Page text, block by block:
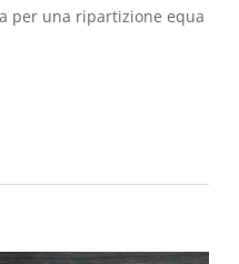
per una ripartizione equa